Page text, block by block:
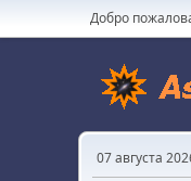
Добро
07 августа